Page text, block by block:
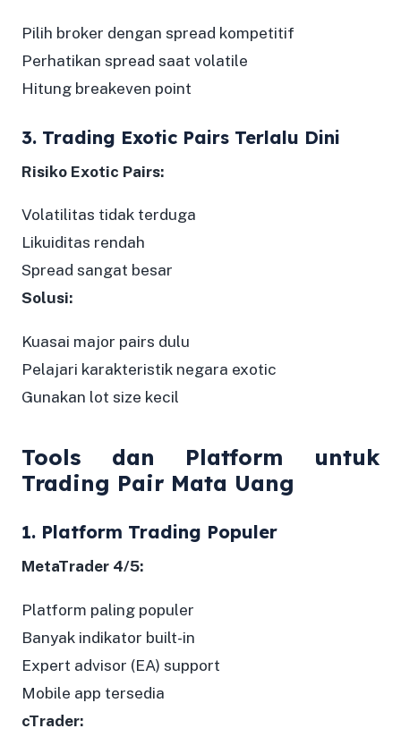
Pilih broker dengan spread kompetitif
Perhatikan spread saat volatile
Hitung breakeven point
3. Trading Exotic Pairs Terlalu Dini
Risiko Exotic Pairs:
Volatilitas tidak terduga
Likuiditas rendah
Spread sangat besar
Solusi:
Kuasai major pairs dulu
Pelajari karakteristik negara exotic
Gunakan lot size kecil
Tools dan Platform untuk
Trading Pair Mata Uang
1. Platform Trading Populer
MetaTrader 4/5:
Platform paling populer
Banyak indikator built-in
Expert advisor (EA) support
Mobile app tersedia
cTrader: